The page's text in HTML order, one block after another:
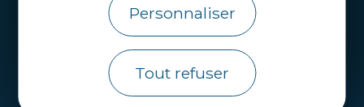
Personnaliser
Tout refuser
Brochures
Côtes d’Armor Destination
Agence de Développement Touristique et